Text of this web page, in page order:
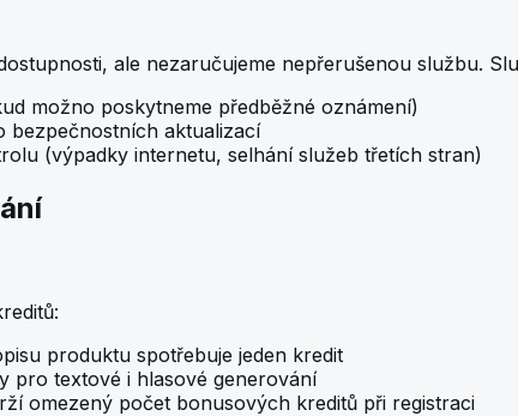
ale nezaručujeme nepřerušenou službu.
možno poskytneme předběžné oznámení)
bezpečnostních aktualizací
(výpadky internetu, selhání služeb třetích stran)
produktu spotřebuje jeden kredit
pro textové i hlasové generování
omezený počet bonusových kreditů při registraci